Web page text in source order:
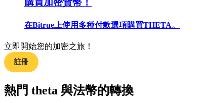
合約指南
合約功能使用指南
購買加密貨幣！
在Bitrue上使用多種付款選項購買THETA。
立即開始您的加密之旅！
註冊
熱門 theta 與法幣的轉換